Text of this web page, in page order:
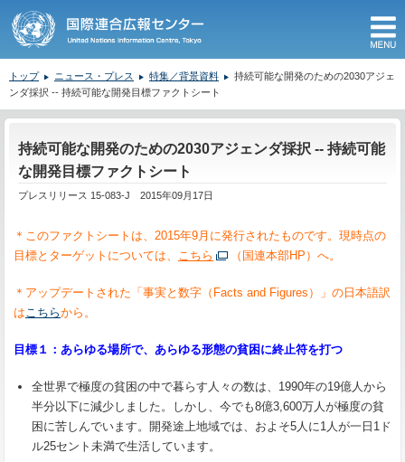
トップ ニュース・プレス 特集／背景資料
持続可能な開発のための2030アジェ
ンダ採択 -- 持続可能な開発目標ファクトシート
持続可能な開発のための2030アジェンダ採択 -- 持続可能
な開発目標ファクトシート
プレスリリース 15-083-J 2015年09月17日
＊このファクトシートは、2015年9月に発行されたものです。現時点の
目標とターゲットについては、 こちら （国連本部HP）へ。
＊アップデートされた 「事実と数字（Facts and Figures）」の日本語訳
はこちらから。
目標１：あらゆる場所で、あらゆる形態の貧困に終止符を打つ
全世界で極度の貧困の中で暮らす人々の数は、1990年の19億人から
半分以下に減少しました。しかし、今でも8億3,600万人が極度の貧
困に苦しんでいます。開発途上地域では、およそ5人に1人が一日1ド
ル25セント未満で生活しています。